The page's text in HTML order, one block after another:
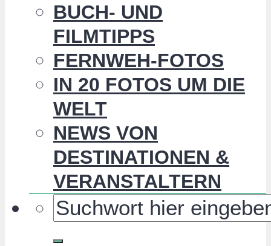
BUCH- UND
FILMTIPPS
FERNWEH-FOTOS
IN 20 FOTOS UM DIE
WELT
NEWS VON
DESTINATIONEN &
VERANSTALTERN